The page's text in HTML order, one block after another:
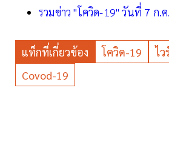
รวมข่าว "โควิด-19" วันที่ 7 ก.
แท็กที่เกี่ยวข้อง โควิด-19
ไ
Covod-19